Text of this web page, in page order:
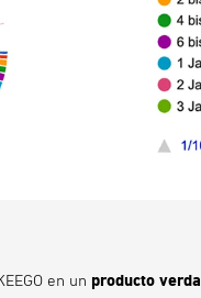
en un producto